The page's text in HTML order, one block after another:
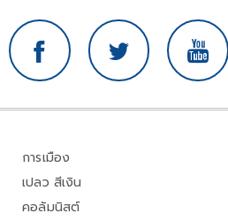
การเมือง
เปลว สีเงิน
คอลัมนิสต์